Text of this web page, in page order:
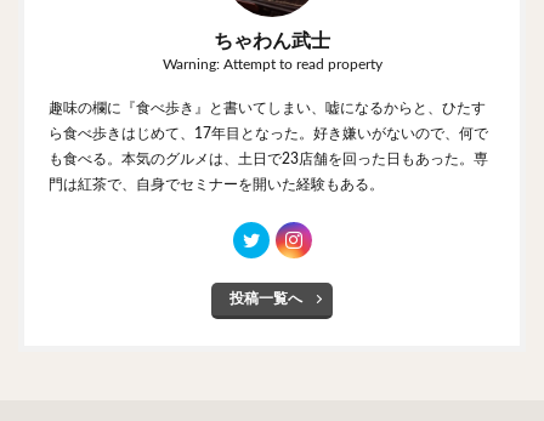
ちゃわん武士
Warning: Attempt to read property
趣味の欄に『食べ歩き』と書いてしまい、嘘になるからと、ひたす
ら食べ歩きはじめて、17年目となった。好き嫌いがないので、何で
も食べる。本気のグルメは、土日で23店舗を回った日もあった。専
門は紅茶で、自身でセミナーを開いた経験もある。
投稿一覧へ